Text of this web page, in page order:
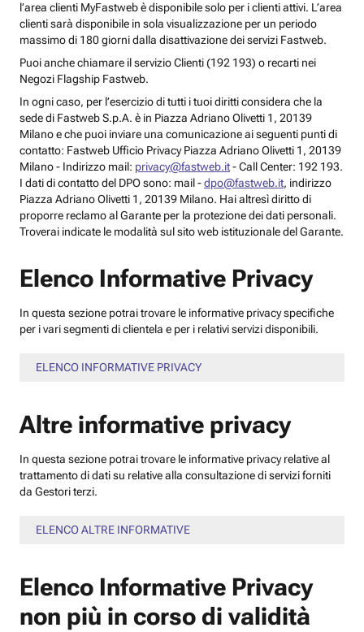
l’area clienti MyFastweb è disponibile solo per i clienti attivi. L’area
clienti sarà disponibile in sola visualizzazione per un periodo
massimo di 180 giorni dalla disattivazione dei servizi Fastweb.
Puoi anche chiamare il servizio Clienti (192 193) o recarti nei
Negozi Flagship Fastweb.
In ogni caso, per l’esercizio di tutti i tuoi diritti considera che la
sede di Fastweb S.p.A. è in Piazza Adriano Olivetti 1, 20139
Milano e che puoi inviare una comunicazione ai seguenti punti di
contatto: Fastweb Ufficio Privacy Piazza Adriano Olivetti 1, 20139
Milano - Indirizzo mail: privacy@fastweb.it- Call Center: 192 193.
I dati di contatto del DPO sono: mail -dpo@fastweb.it, indirizzo
Piazza Adriano Olivetti 1, 20139 Milano. Hai altresì diritto di
proporre reclamo al Garante per la protezione dei dati personali.
Troverai indicate le modalità sul sito web istituzionale del Garante.
Elenco Informative Privacy
In questa sezione potrai trovare le informative privacy specifiche
per i vari segmenti di clientela e per i relativi servizi disponibili.
ELENCO INFORMATIVE PRIVACY
Altre informative privacy
In questa sezione potrai trovare le informative privacy relative al
trattamento di dati su relative alla consultazione di servizi forniti
da Gestori terzi.
ELENCO ALTRE INFORMATIVE
Elenco Informative Privacy
non più in corso di validità